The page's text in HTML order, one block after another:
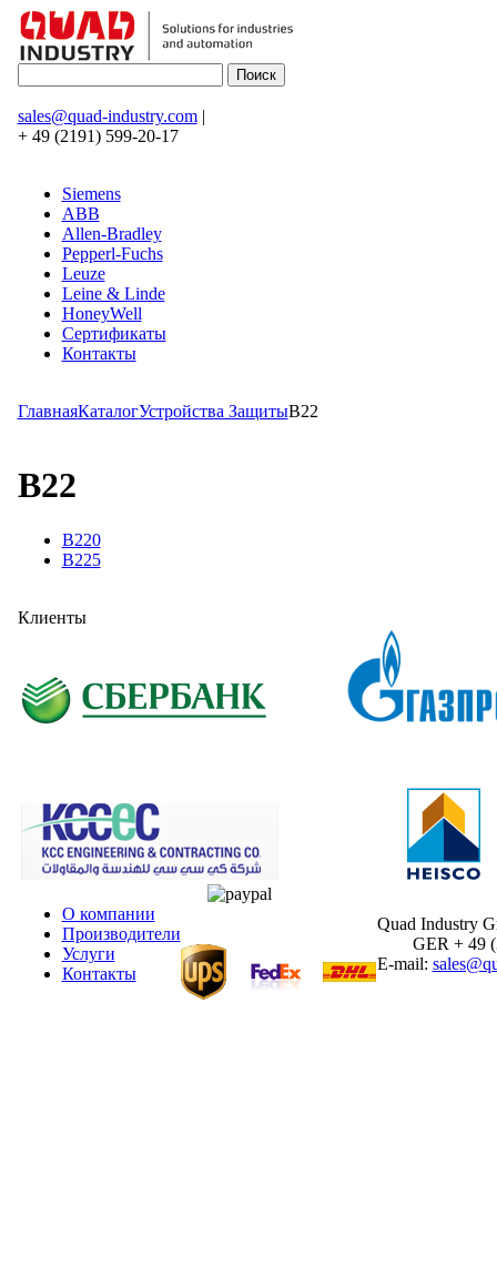
sales@quad-industry.com|
+ 49 (2191) 599-20-17
Siemens
ABB
Allen-Bradley
Pepperl-Fuchs
Leuze
Leine & Linde
HoneyWell
Сертификаты
Контакты
ГлавнаяКаталогУстройства ЗащитыB22
B22
B220
B225
Клиенты
О компании
Производители
Услуги
Контакты
Quad Industry
GER + 49
E-mail: